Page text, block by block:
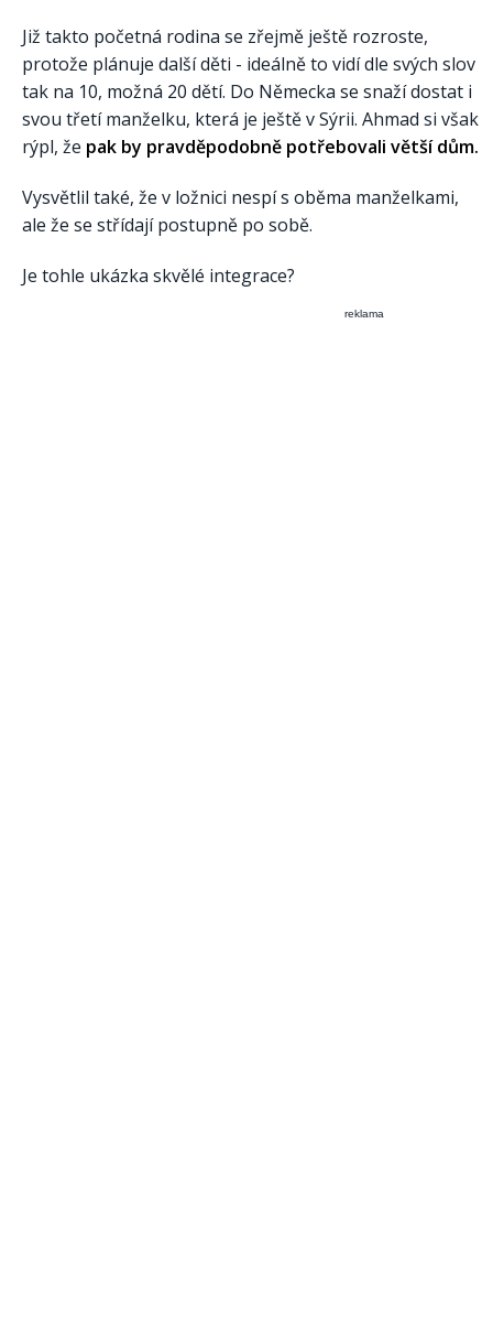
Již takto početná rodina se zřejmě ještě rozroste,
protože plánuje další děti - ideálně to vidí dle svých slov
tak na 10, možná 20 dětí. Do Německa se snaží dostat i
svou třetí manželku, která je ještě v Sýrii. Ahmad si však
rýpl, že pak by pravděpodobně potřebovali větší dům.
Vysvětlil také, že v ložnici nespí s oběma manželkami,
ale že se střídají postupně po sobě.
Je tohle ukázka skvělé integrace?
reklama